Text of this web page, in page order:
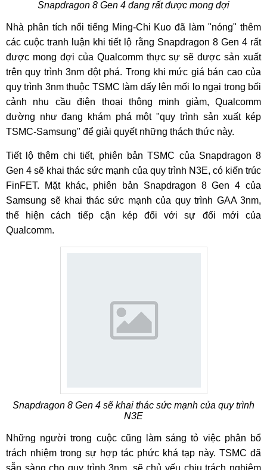
Snapdragon 8 Gen 4 đang rất được mong đợi
Nhà phân tích nổi tiếng Ming-Chi Kuo đã làm "nóng" thêm
các cuộc tranh luận khi tiết lộ rằng Snapdragon 8 Gen 4 rất
được mong đợi của Qualcomm thực sự sẽ được sản xuất
trên quy trình 3nm đột phá. Trong khi mức giá bán cao của
quy trình 3nm thuộc TSMC làm dấy lên mối lo ngại trong bối
cảnh nhu cầu điện thoại thông minh giảm, Qualcomm
dường như đang khám phá một "quy trình sản xuất kép
TSMC-Samsung" để giải quyết những thách thức này.
Tiết lộ thêm chi tiết, phiên bản TSMC của Snapdragon 8
Gen 4 sẽ khai thác sức mạnh của quy trình N3E, có kiến ​​trúc
FinFET. Mặt khác, phiên bản Snapdragon 8 Gen 4 của
Samsung sẽ khai thác sức mạnh của quy trình GAA 3nm,
thể hiện cách tiếp cận kép đối với sự đổi mới của
Qualcomm.
Snapdragon 8 Gen 4 sẽ khai thác sức mạnh của quy trình
N3E
Những người trong cuộc cũng làm sáng tỏ việc phân bổ
trách nhiệm trong sự hợp tác phức khá tạp này. TSMC đã
sẵn sàng cho quy trình 3nm, sẽ chủ yếu chịu trách nghiệm